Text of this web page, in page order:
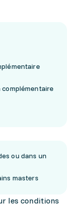
ou dans un
masters
les conditions